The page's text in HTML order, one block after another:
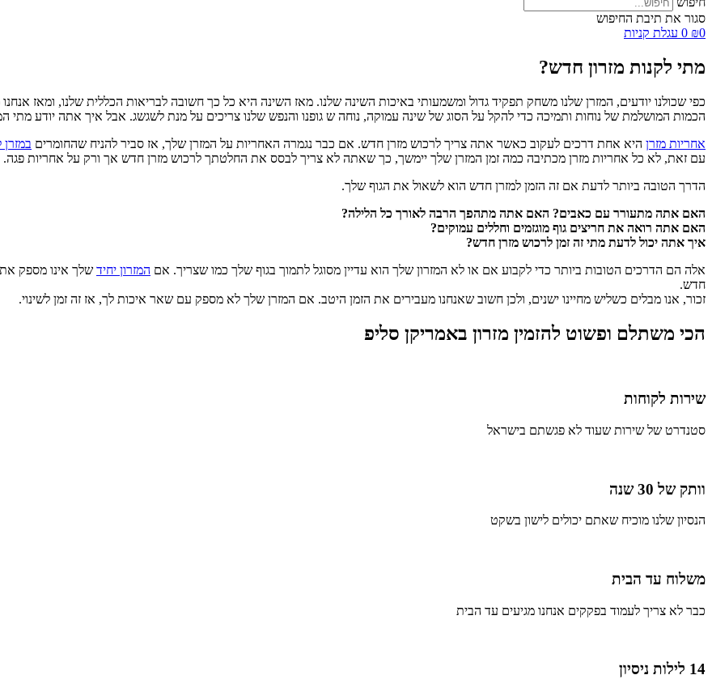
סגור את תיבת החיפוש
₪0
0 עגלת קניות
מתי לקנות מזרון חדש?
כפי שכולנו יודעים, המזרן שלנו משחק תפקיד גדול ומשמעותי באיכות השינה שלנו. מאז השינה היא כל כך חשובה לבריאות הכללית שלנו, ומאז
הכמות המושלמת של נוחות ותמיכה כדי להקל על הסוג של שינה עמוקה, נוחה ש גופנו והנפש שלנו צריכים על מנת לשגשג. אבל איך אתה יודע מתי
אחריות מזרן היא אחת דרכים לעקוב כאשר אתה צריך לרכוש מזרן חדש. אם כבר נגמרה האחריות על המזרן שלך, אז סביר להניח שהחומרים
עם זאת, לא כל אחריות מזרן מכתיבה כמה זמן המזרן שלך יימשך, כך שאתה לא צריך לבסס את החלטתך לרכוש מזרן חדש אך ורק על אחריות פגה.
הדרך הטובה ביותר לדעת אם זה הזמן למזרן חדש הוא לשאול את הגוף שלך.
האם אתה מתעורר עם כאבים? האם אתה מתהפך הרבה לאורך כל הלילה?
האם אתה רואה את חריצים גוף מוגזמים וחללים עמוקים?
איך אתה יכול לדעת מתי זה זמן לרכוש מזרן חדש?
אלה הם הדרכים הטובות ביותר כדי לקבוע אם או לא המזרון שלך הוא עדיין מסוגל לתמוך בגוף שלך כמו שצריך. אם המזרון יחיד שלך אינו מספק את
חדש.
זכור, אנו מבלים כשליש מחיינו ישנים, ולכן חשוב שאנחנו מעבירים את הזמן היטב. אם המזרן שלך לא מספק עם שאר איכות לך, אז זה זמן לשינוי.
הכי משתלם ופשוט להזמין מזרון באמריקן סליפ
שירות לקוחות
סטנדרט של שירות שעוד לא פגשתם בישראל
וותק של 30 שנה
הנסיון שלנו מוכיח שאתם יכולים לישון בשקט
משלוח עד הבית
כבר לא צריך לעמוד בפקקים אנחנו מגיעים עד הבית
14 לילות ניסיון